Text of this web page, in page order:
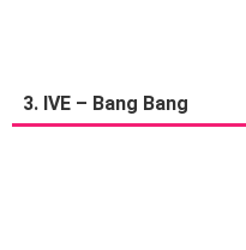
3. IVE – Bang Bang